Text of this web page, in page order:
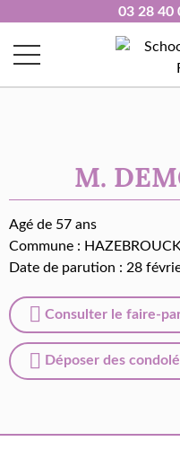
03 28 40
M.
Agé de 57 ans
Commune :
Date de parution : 28
Consulter le faire-
Déposer des